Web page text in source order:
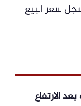
سجل سعر البيع
الارتفاع